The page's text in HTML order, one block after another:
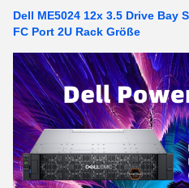
Dell ME5024 12x 3.5 Drive Bay
FC Port 2U Rack Größe